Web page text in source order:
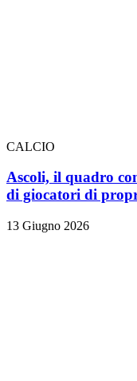
CALCIO
Ascoli, il quadro
di giocatori di
13 Giugno 2026